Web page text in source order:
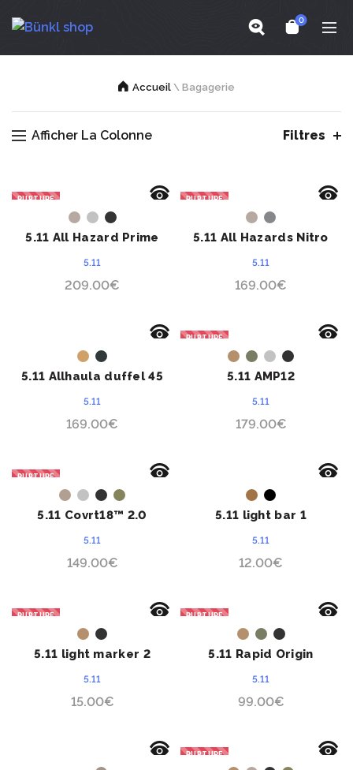
0
Accueil \ Bagagerie
Afficher La Colonne Filtres
RUPTURE
ACHETER
5.11 All Hazard Prime
5.11
209.00€
RUPTURE
ACHETER
5.11 All Hazards Nitro
5.11
169.00€
ACHETER
5.11 Allhaula duffel 45
5.11
169.00€
RUPTURE
ACHETER
5.11 AMP12
5.11
179.00€
RUPTURE
ACHETER
5.11 Covrt18™ 2.0
5.11
149.00€
ACHETER
5.11 light bar 1
5.11
12.00€
RUPTURE
ACHETER
5.11 light marker 2
5.11
15.00€
RUPTURE
ACHETER
5.11 Rapid Origin
5.11
99.00€
RUPTURE